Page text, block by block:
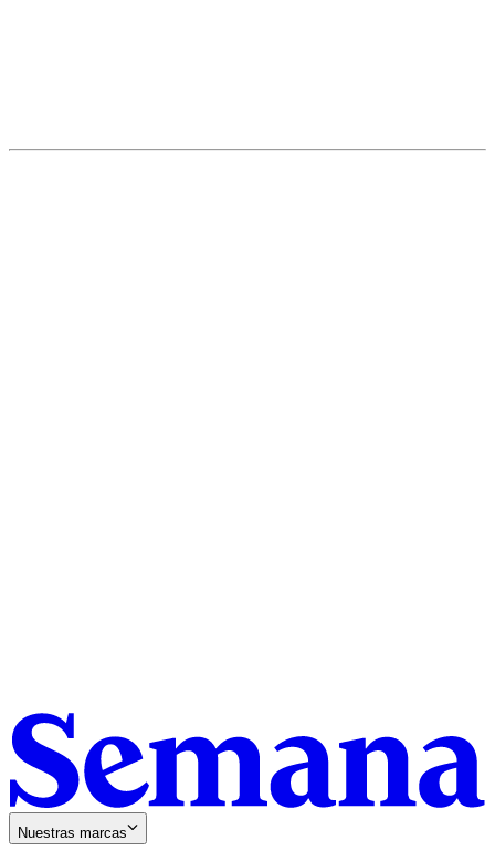
Nuestras marcas